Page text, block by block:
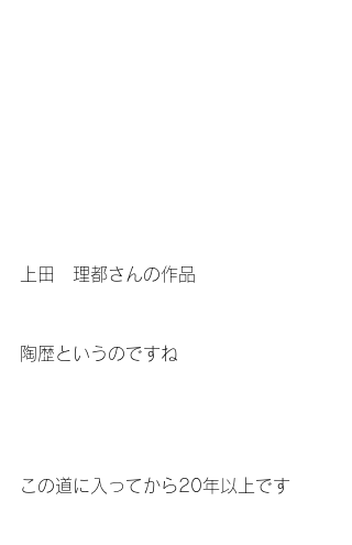
上田　理都さんの作品
陶歴というのですね
この道に入ってから20年以上です